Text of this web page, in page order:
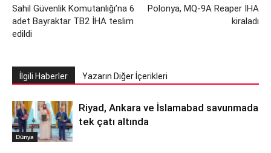
Sahil Güvenlik Komutanlığı’na 6
adet Bayraktar TB2 İHA teslim
edildi
Polonya, MQ-9A Reaper İHA
kiraladı
İlgili Haberler Yazarın Diğer İçerikleri
Dünya
Riyad, Ankara ve İslamabad savunmada
tek çatı altında